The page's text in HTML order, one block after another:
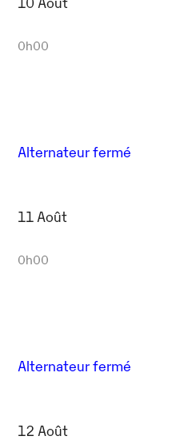
0h00
Alternateur fermé
11 Août
0h00
Alternateur fermé
12 Août